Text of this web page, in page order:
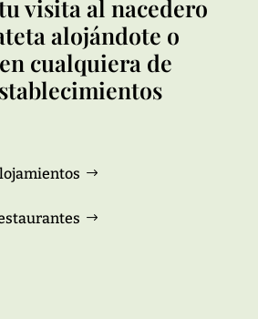
visita al nacedero
alojándote o
cualquiera de